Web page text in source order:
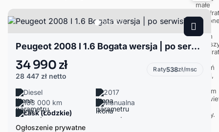
Peugeot 2008 I 1.6 Bogata wersja | po serwisie
34 990 zł
28 447 zł netto
Raty538zł/msc
Diesel
2017
183 000 km
Manualna
Łask (Łódzkie)
Ogłoszenie prywatne